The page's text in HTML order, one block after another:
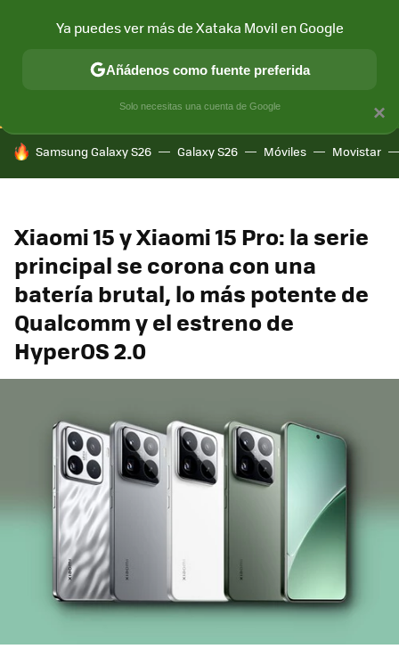
CONECTIVIDAD MÓVIL Y SOCIEDAD APLICACIONES
HOY SE HABLA DE
Samsung Galaxy S26 Galaxy S26 Móviles Movistar
Xiaomi 15 y Xiaomi 15 Pro: la serie
principal se corona con una
batería brutal, lo más potente de
Qualcomm y el estreno de
HyperOS 2.0
×
Ya puedes ver más de Xataka Movil en Google
Añádenos como fuente preferida
Solo necesitas una cuenta de Google